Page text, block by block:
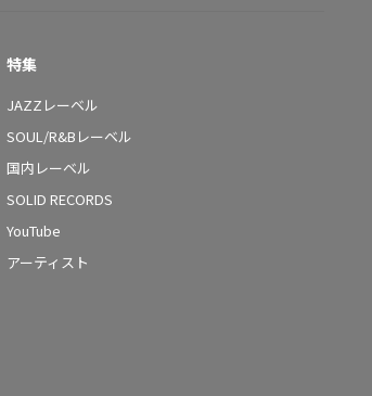
特集
JAZZレーベル
SOUL/R&Bレーベル
国内レーベル
SOLID RECORDS
YouTube
アーティスト